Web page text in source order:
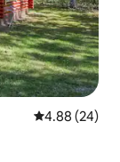
從 24 則評價
4.88 (24)